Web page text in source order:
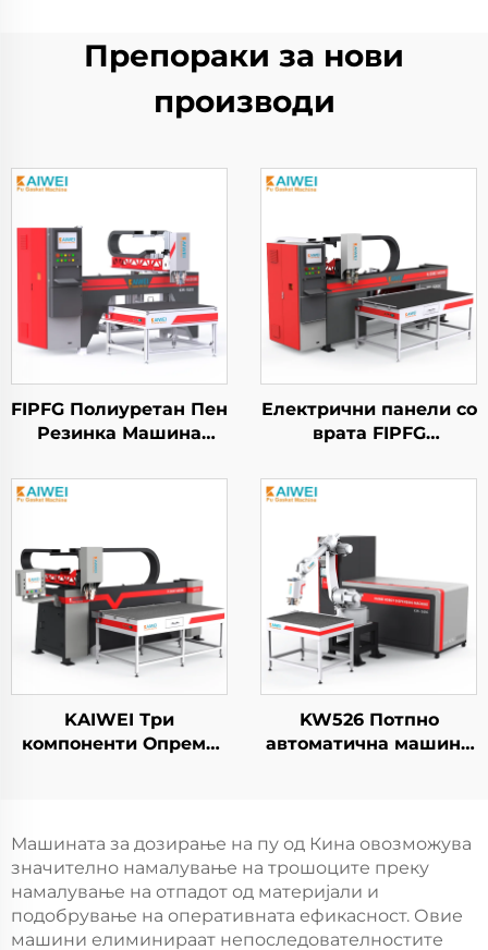
Препораки за нови
производи
FIPFG Полиуретан Пен
Резинка Машина
Глава
Електрични панели со
врата FIPFG
полиуретан машина
за печатење
KAIWEI Три
компоненти Опрема
правење на
полиуретан пломби
KW526 Потпно
автоматична машина
машина за пенски
пломби, машина за
пенски пломби на
автопartiи / робот
Машината за дозирање на пу од Кина овозможува
значително намалување на трошоците преку
намалување на отпадот од материјали и
подобрување на оперативната ефикасност. Овие
машини елиминираат непоследователностите